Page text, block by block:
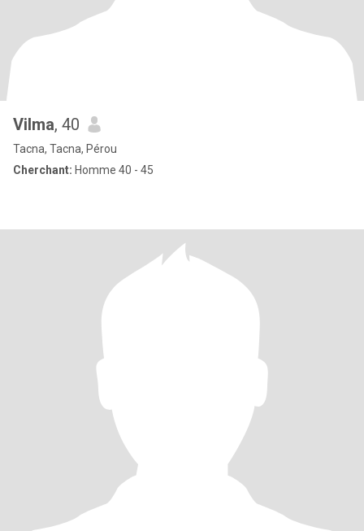
Vilma, 40
Tacna, Tacna, Pérou
Cherchant: Homme 40 - 45